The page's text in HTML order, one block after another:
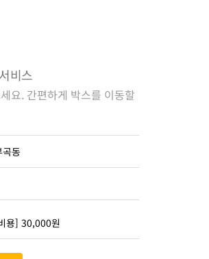
비스
요. 간편하게 박스를 이동할
동
용] 30,000원